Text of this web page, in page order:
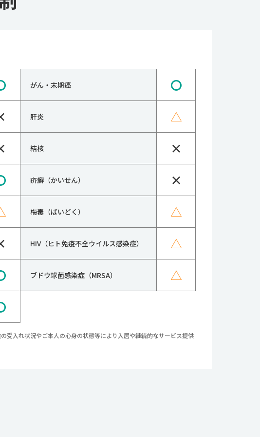
がん・末期癌 〇
肝炎 △
結核 ×
疥癬（かいせん） ×
梅毒（ばいどく） △
HIV（ヒト免疫不全ウイルス感染症） △
ブドウ球菌感染症（MRSA） △
入れ状況やご本人の心身の状態等により入居や継続的なサービス提供